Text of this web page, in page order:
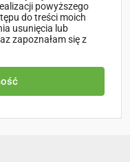
powyższego
do treści moich
usunięcia lub
zapoznałam się z